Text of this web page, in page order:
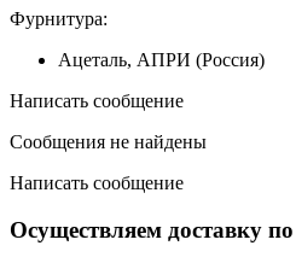
Фурнитура:
Ацеталь, АПРИ (Россия)
Написать сообщение
Сообщения не найдены
Написать сообщение
Осуществляем доставку